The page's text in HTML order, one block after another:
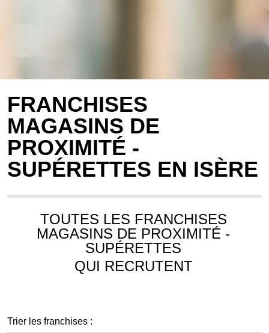
FRANCHISES
MAGASINS DE
PROXIMITÉ -
SUPÉRETTES EN ISÈRE
TOUTES LES FRANCHISES
MAGASINS DE PROXIMITÉ -
SUPÉRETTES
QUI RECRUTENT
Trier les franchises :